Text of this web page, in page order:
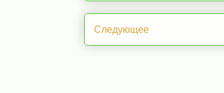
Следующее